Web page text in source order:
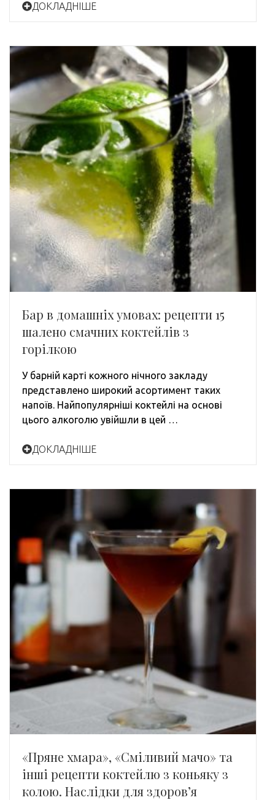
ДОКЛАДНІШЕ
Бар в домашніх умовах: рецепти 15
шалено смачних коктейлів з
горілкою
У барній карті кожного нічного закладу
представлено широкий асортимент таких
напоїв. Найпопулярніші коктейлі на основі
цього алкоголю увійшли в цей …
ДОКЛАДНІШЕ
«Пряне хмара», «Сміливий мачо» та
інші рецепти коктейлю з коньяку з
колою. Наслідки для здоров’я